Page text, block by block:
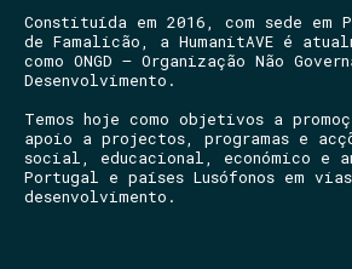
Constituída em 2016, com sede em
de Famalicão, a HumanitAVE é
como ONGD – Organização Não
Desenvolvimento.
Temos hoje como objetivos a
apoio a projectos, programas e
social, educacional, económico e
Portugal e países Lusófonos em
desenvolvimento.